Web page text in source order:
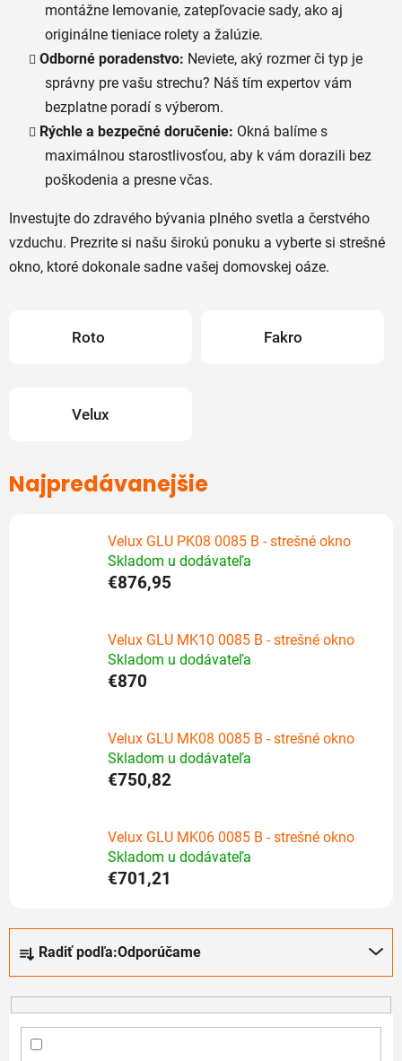
montážne lemovanie, zatepľovacie sady, ako aj
originálne tieniace rolety a žalúzie.
Odborné poradenstvo: Neviete, aký rozmer či typ je
správny pre vašu strechu? Náš tím expertov vám
bezplatne poradí s výberom.
Rýchle a bezpečné doručenie: Okná balíme s
maximálnou starostlivosťou, aby k vám dorazili bez
poškodenia a presne včas.
Investujte do zdravého bývania plného svetla a čerstvého
vzduchu. Prezrite si našu širokú ponuku a vyberte si strešné
okno, ktoré dokonale sadne vašej domovskej oáze.
Roto Fakro
Velux
Najpredávanejšie
Velux GLU PK08 0085 B - strešné okno
Skladom u dodávateľa
€876,95
Velux GLU MK10 0085 B - strešné okno
Skladom u dodávateľa
€870
Velux GLU MK08 0085 B - strešné okno
Skladom u dodávateľa
€750,82
Velux GLU MK06 0085 B - strešné okno
Skladom u dodávateľa
€701,21
R
a
d
e
n
Radiť podľa:Odporúčame